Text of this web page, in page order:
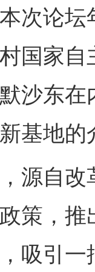
论坛
国家
沙东
基地的
自改革
策，
吸引